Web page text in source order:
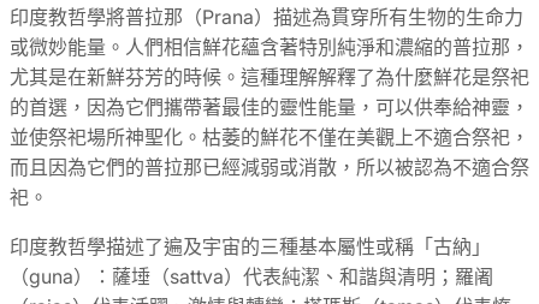
印度教哲學將普拉那（Prana）描述為貫穿所有生物的生命力
或微妙能量。人們相信鮮花蘊含著特別純淨和濃縮的普拉那，
尤其是在新鮮芬芳的時候。這種理解解釋了為什麼鮮花是祭祀
的首選，因為它們攜帶著最佳的靈性能量，可以供奉給神靈，
並使祭祀場所神聖化。枯萎的鮮花不僅在美觀上不適合祭祀，
而且因為它們的普拉那已經減弱或消散，所以被認為不適合祭
祀。
印度教哲學描述了遍及宇宙的三種基本屬性或稱「古納」
（guna）：薩埵（sattva）代表純潔、和諧與清明；羅阇